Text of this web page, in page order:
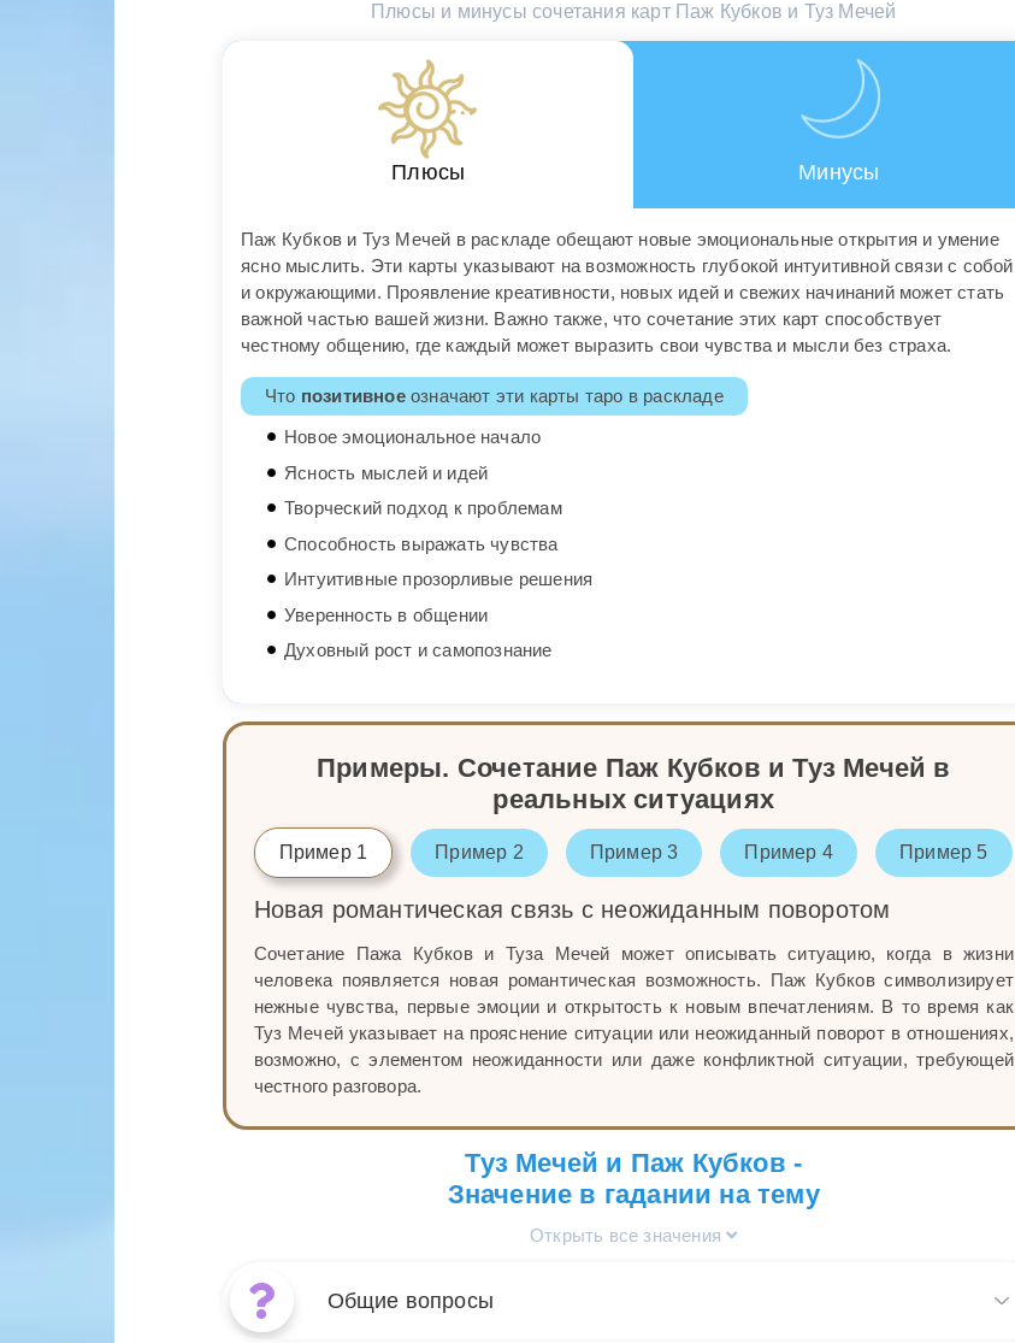
Плюсы и минусы сочетания карт Паж Кубков и Туз Мечей
Плюсы Минусы
Паж Кубков и Туз Мечей в раскладе обещают новые эмоциональные открытия и умение
ясно мыслить. Эти карты указывают на возможность глубокой интуитивной связи с собой
и окружающими. Проявление креативности, новых идей и свежих начинаний может стать
важной частью вашей жизни. Важно также, что сочетание этих карт способствует
честному общению, где каждый может выразить свои чувства и мысли без страха.
Что позитивноеозначают эти карты таро в раскладе
Новое эмоциональное начало
Ясность мыслей и идей
Творческий подход к проблемам
Способность выражать чувства
Интуитивные прозорливые решения
Уверенность в общении
Духовный рост и самопознание
Примеры. Сочетание Паж Кубков и Туз Мечей в
реальных ситуациях
Пример 1 Пример 2 Пример 3 Пример 4 Пример 5
Новая романтическая связь с неожиданным поворотом
Сочетание Пажа Кубков и Туза Мечей может описывать ситуацию, когда в жизни
человека появляется новая романтическая возможность. Паж Кубков символизирует
нежные чувства, первые эмоции и открытость к новым впечатлениям. В то время как
Туз Мечей указывает на прояснение ситуации или неожиданный поворот в отношениях,
возможно, с элементом неожиданности или даже конфликтной ситуации, требующей
честного разговора.
Туз Мечей и Паж Кубков -
Значение в гадании на тему
Открыть все значения
Общие вопросы